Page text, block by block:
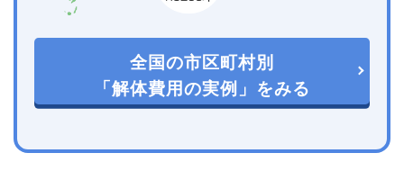
全国の市区町村別
「解体費用の実例」をみる